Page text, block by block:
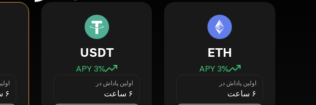
ETH
3% APY
اولین پاداش در
۶ ساعت
USDT
3% APY
اولین پاداش در
۶ ساعت ۶ ساعت